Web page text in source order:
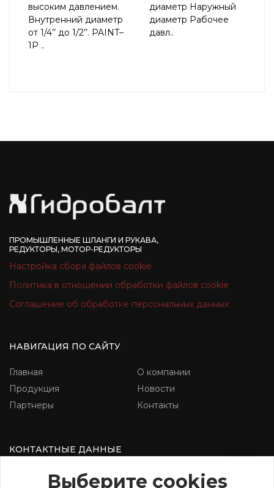
высоким давлением.
Внутренний диаметр
от 1/4’’ до 1/2’’. PAINT–
1P ..
диаметр Наружный
диаметр Рабочее
давл..
ПРОМЫШЛЕННЫЕ ШЛАНГИ И РУКАВА,
РЕДУКТОРЫ, МОТОР-РЕДУКТОРЫ
Настройка сбора файлов cookie
Политика в отношении обработки файлов cookie
Соглашение об обработке персональных данных
НАВИГАЦИЯ ПО САЙТУ
Главная
Продукция
Партнеры
О компании
Новости
Контакты
КОНТАКТНЫЕ ДАННЫЕ
г.Гродно, ул. Скидельское шоссе,
Выберите cookies